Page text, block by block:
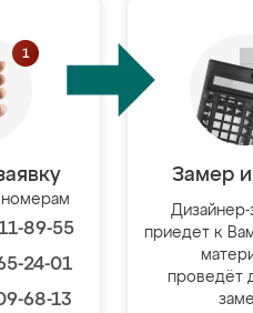
номерам
89-55
24-01
68-13
Замер
приедет к
проведёт